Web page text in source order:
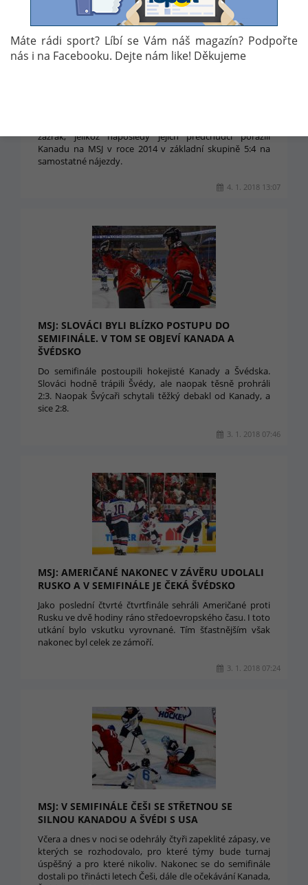
MSJ: VIDEO: ČESKÁ REPUBLIKA PORAZILA
KANADU POUZE JEDENKRÁT. PŘIDÁ ZÍTRA
zázrak, jelikož naposledy jejich předchůdci porazili
Kanadu na MSJ v roce 2014 v základní skupině 5:4 na
samostatné nájezdy.
4. 1. 2018 13:07
MSJ: SLOVÁCI BYLI BLÍZKO POSTUPU DO
SEMIFINÁLE. V TOM SE OBJEVÍ KANADA A
ŠVÉDSKO
Do semifinále postoupili hokejisté Kanady a Švédska.
Slováci hodně trápili Švédy, ale naopak těsně prohráli
2:3. Naopak Švýcaři schytali těžký debakl od Kanady, a
sice 2:8.
3. 1. 2018 07:46
MSJ: AMERIČANÉ NAKONEC V ZÁVĚRU UDOLALI
RUSKO A V SEMIFINÁLE JE ČEKÁ ŠVÉDSKO
Jako poslední čtvrté čtvrtfinále sehráli Američané proti
Rusku ve dvě hodiny ráno středoevropského času. I toto
utkání bylo vskutku vyrovnané. Tím šťastnějším však
nakonec byl celek ze zámoří.
3. 1. 2018 07:24
MSJ: V SEMIFINÁLE ČEŠI SE STŘETNOU SE
SILNOU KANADOU A ŠVÉDI S USA
Včera a dnes v noci se odehrály čtyři zapeklité zápasy, ve
kterých se rozhodovalo, pro které týmy bude turnaj
úspěšný a pro které nikoliv. Nakonec se do semifinále
dostali po třinácti letech Češi, dále dle očekávání Kanada,
Máte rádi sport? Líbí se Vám náš magazín? Podpořte
nás i na Facebooku. Dejte nám like! Děkujeme